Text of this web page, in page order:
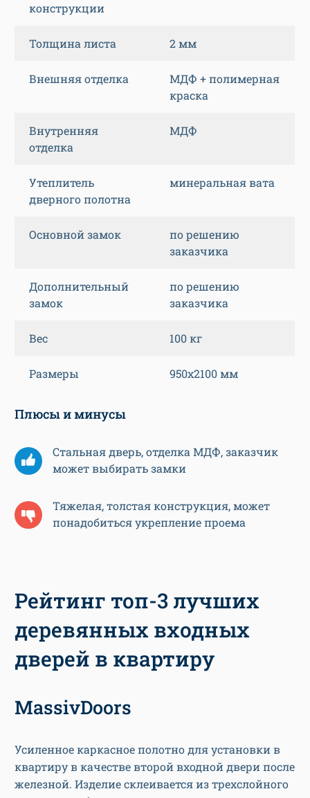
конструкции
Толщина листа 2 мм
Внешняя отделка
МДФ + полимерная
краска
Внутренняя
отделка
МДФ
Утеплитель
дверного полотна
минеральная вата
Основной замок
по решению
заказчика
Дополнительный
замок
по решению
заказчика
Вес 100 кг
Размеры 950х2100 мм
Плюсы и минусы
Стальная дверь, отделка МДФ, заказчик
может выбирать замки
Тяжелая, толстая конструкция, может
понадобиться укрепление проема
Рейтинг топ-3 лучших
деревянных входных
дверей в квартиру
MassivDoors
Усиленное каркасное полотно для установки в
квартиру в качестве второй входной двери после
железной. Изделие склеивается из трехслойного